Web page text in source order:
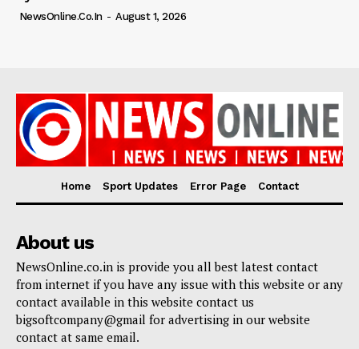
NewsOnline.co.in - August 1, 2026
Home Sport Updates Error Page Contact
About us
NewsOnline.co.in is provide you all best latest contact
from internet if you have any issue with this website or any
contact available in this website contact us
bigsoftcompany@gmail for advertising in our website
contact at same email.